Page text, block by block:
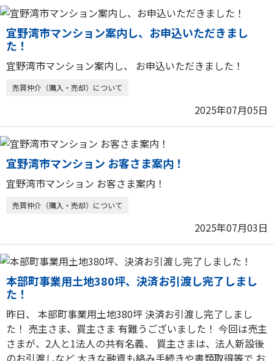
宜野湾市マンション案内し、お申込いただきまし
た！
宜野湾市マンション案内し、 お申込いただきました！
売買仲介（購入・売却）について
2025年07月05日
宜野湾市マンション お客さま案内！
宜野湾市マンション お客さま案内！
売買仲介（購入・売却）について
2025年07月03日
本部町事業用土地380坪、決済お引渡し完了しまし
た！
昨日、 本部町事業用土地380坪 決済お引渡し完了しまし
た！ 売主さま、買主さま 有難うございました！ 今回は売主
さまが、2人と1法人の共有名義、 買主さまは、法人新設後
のお引渡しなど 大きな融資も絡み手続きや書類取得等で お